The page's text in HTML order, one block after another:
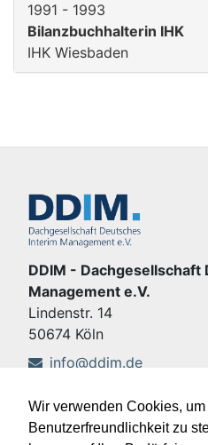
Wir verwenden Cookies,
Benutzerfreundlichkeit zu
1991 - 1993
Bilanzbuchhalterin IHK
IHK Wiesbaden
DDIM - Dachgesellschaft
Management e.V.
Lindenstr. 14
50674 Köln
info@ddim.de
Copyright © DDIM -
Interim Management e.V.